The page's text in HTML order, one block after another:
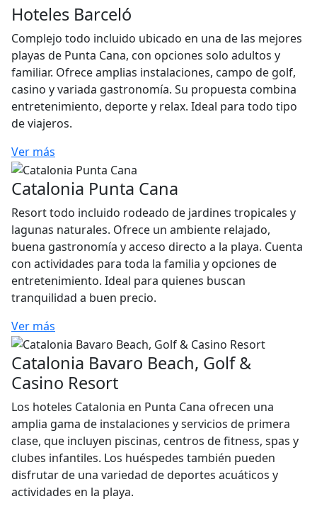
Hoteles Barceló
Complejo todo incluido ubicado en una de las mejores
playas de Punta Cana, con opciones solo adultos y
familiar. Ofrece amplias instalaciones, campo de golf,
casino y variada gastronomía. Su propuesta combina
entretenimiento, deporte y relax. Ideal para todo tipo
de viajeros.
Ver más
Catalonia Punta Cana
Resort todo incluido rodeado de jardines tropicales y
lagunas naturales. Ofrece un ambiente relajado,
buena gastronomía y acceso directo a la playa. Cuenta
con actividades para toda la familia y opciones de
entretenimiento. Ideal para quienes buscan
tranquilidad a buen precio.
Ver más
Catalonia Bavaro Beach, Golf &
Casino Resort
Los hoteles Catalonia en Punta Cana ofrecen una
amplia gama de instalaciones y servicios de primera
clase, que incluyen piscinas, centros de fitness, spas y
clubes infantiles. Los huéspedes también pueden
disfrutar de una variedad de deportes acuáticos y
actividades en la playa.